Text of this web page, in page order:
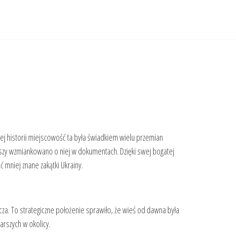
historii miejscowość ta była świadkiem wielu przemian
wzmiankowano o niej w dokumentach. Dzięki swej bogatej
znane zakątki Ukrainy.
To strategiczne położenie sprawiło, że wieś od dawna była
w okolicy.